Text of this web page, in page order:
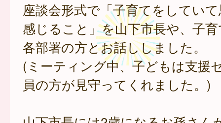
座談会形式で「子育てをしてい
感じること」を山下市長や、子
各部署の方とお話ししました。
(ミーティング中、子どもは支援
員の方が見守ってくれました。)